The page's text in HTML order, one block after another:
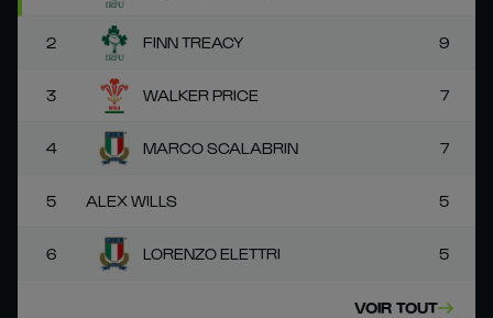
2 FINN TREACY 9
3 WALKER PRICE 7
4 MARCO SCALABRIN 7
5 ALEX WILLS 5
6 LORENZO ELETTRI 5
VOIR TOUT